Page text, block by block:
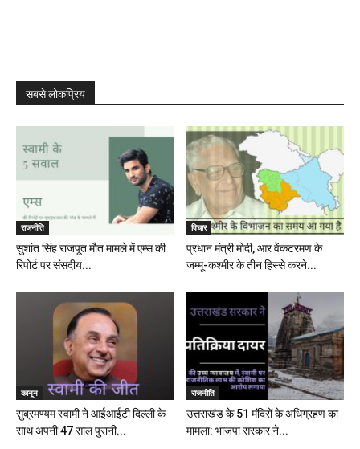
सबसे लोकप्रिय
राजनीति
सुशांत सिंह राजपूत मौत मामले में एम्स की
रिपोर्ट पर संसदीय...
विचार
प्रधान मंत्री मोदी, आर वेंकटरमण के
जम्मू-कश्मीर के तीन हिस्से करने...
कानून
सुब्रमण्यम स्वामी ने आईआईटी दिल्ली के
साथ अपनी 47 साल पुरानी...
राजनीति
उत्तराखंड के 51 मंदिरों के अधिग्रहण का
मामला: भाजपा सरकार ने...